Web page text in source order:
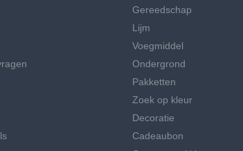
Gereedschap
Lijm
Voegmiddel
Ondergrond
Pakketten
Zoek op kleur
Decoratie
Cadeaubon